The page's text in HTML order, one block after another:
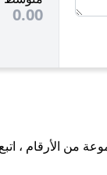
0.00
الأرقام ، اتبع